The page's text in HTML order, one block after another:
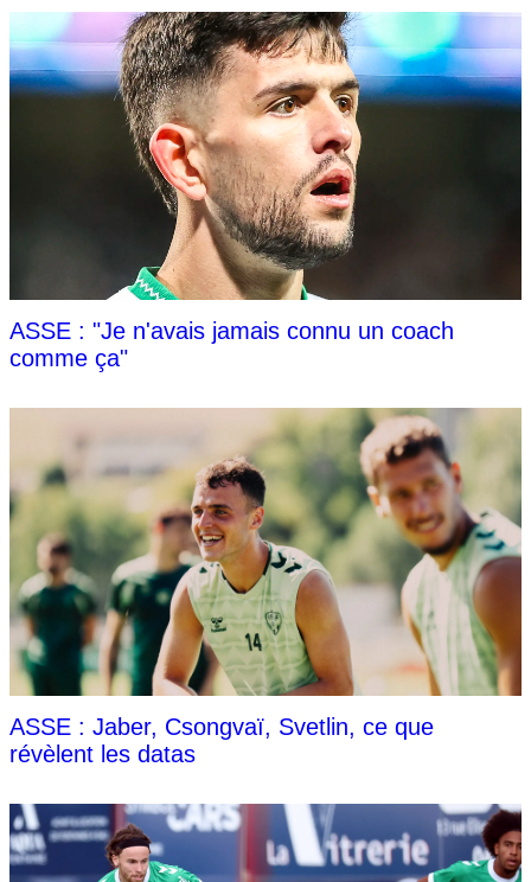
ASSE : "Je n'avais jamais connu un coach
comme ça"
ASSE : Jaber, Csongvaï, Svetlin, ce que
révèlent les datas